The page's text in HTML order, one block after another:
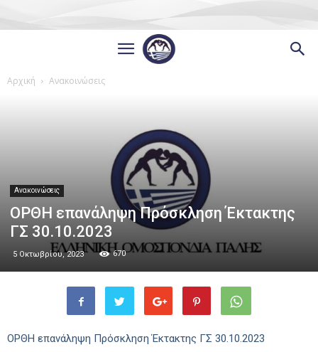
Αρχική Ανακοινώσεις
Ανακοινώσεις
ΟΡΘΗ επανάληψη Πρόσκληση Έκτακτης
ΓΣ 30.10.2023
5 Οκτωβρίου, 2023 670
ΟΡΘΗ επανάληψη Πρόσκληση Έκτακτης ΓΣ 30.10.2023